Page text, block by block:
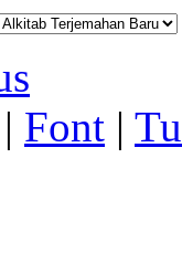
| Font |